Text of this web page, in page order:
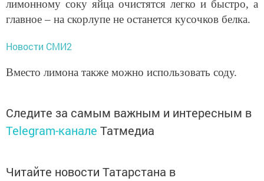
лимонному соку яйца очистятся легко и быстро, а
главное – на скорлупе не останется кусочков белка.
Новости СМИ2
Вместо лимона также можно использовать соду.
Следите за самым важным и интересным в
Telegram-канале Татмедиа
Читайте новости Татарстана в